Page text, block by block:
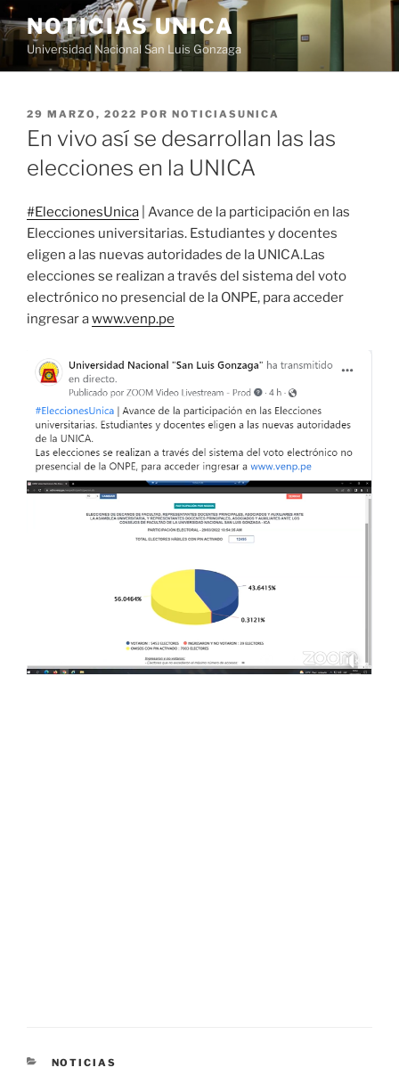
Saltar
al
contenido
NOTICIAS UNICA
Universidad Nacional San Luis Gonzaga
PUBLICADO
EL
29 MARZO, 2022 POR NOTICIASUNICA
En vivo así se desarrollan las las
elecciones en la UNICA
#EleccionesUnica | Avance de la participación en las
Elecciones universitarias. Estudiantes y docentes
eligen a las nuevas autoridades de la UNICA.Las
elecciones se realizan a través del sistema del voto
electrónico no presencial de la ONPE, para acceder
ingresar awww.venp.pe
CATEGORÍAS
NOTICIAS